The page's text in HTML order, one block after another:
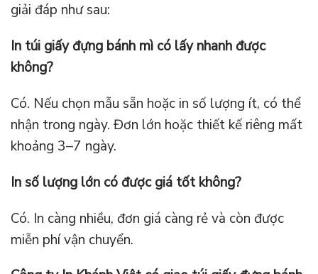
giải đáp như sau:
In túi giấy đựng bánh mì có lấy nhanh được
không?
Có. Nếu chọn mẫu sẵn hoặc in số lượng ít, có thể
nhận trong ngày. Đơn lớn hoặc thiết kế riêng mất
khoảng 3–7 ngày.
In số lượng lớn có được giá tốt không?
Có. In càng nhiều, đơn giá càng rẻ và còn được
miễn phí vận chuyển.